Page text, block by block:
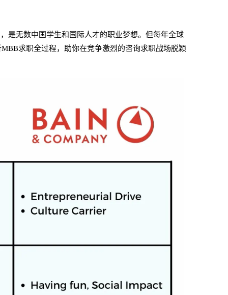
是无数中国学生和国际人才的职业梦想。 但每年全球
求职全过程，助你在竞争激烈的咨询求职战场脱颖